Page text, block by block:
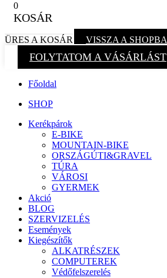
0
KOSÁR
ÜRES A KOSÁR VISSZA A SHOPBA
FOLYTATOM A VÁSÁRLÁST
Főoldal
SHOP
Kerékpárok
E-BIKE
MOUNTAIN-BIKE
ORSZÁGÚTI&GRAVEL
TÚRA
VÁROSI
GYERMEK
Akció
BLOG
SZERVIZELÉS
Események
Kiegészítők
ALKATRÉSZEK
COMPUTEREK
Védőfelszerelés